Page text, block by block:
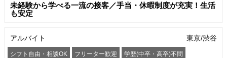
未経験から学べる一流の接客／手当・休暇制度が充実！生活
も安定
アルバイト 東京/渋谷
シフト自由・相談OK フリーター歓迎 学歴(中卒・高卒)不問